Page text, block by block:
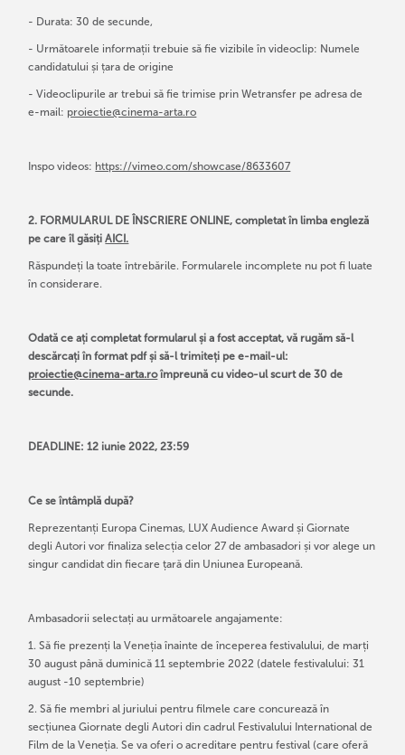
- Durata: 30 de secunde,
- Următoarele informații trebuie să fie vizibile în videoclip: Numele
candidatului și țara de origine
- Videoclipurile ar trebui să fie trimise prin Wetransfer pe adresa de
e-mail: proiectie@cinema-arta.ro
Inspo videos: https://vimeo.com/showcase/8633607
2. FORMULARUL DE ÎNSCRIERE ONLINE, completat în limba engleză
pe care îl găsițiAICI.
Răspundeți la toate întrebările. Formularele incomplete nu pot fi luate
în considerare.
Odată ce ați completat formularul și a fost acceptat, vă rugăm să-l
descărcați în format pdf și să-l trimiteți pe e-mail-ul:
proiectie@cinema-arta.roîmpreună cu video-ul scurt de 30 de
secunde.
DEADLINE: 12 iunie 2022, 23:59
Ce se întâmplă după?
Reprezentanți Europa Cinemas, LUX Audience Award și Giornate
degli Autori vor finaliza selecția celor 27 de ambasadori și vor alege un
singur candidat din fiecare țară din Uniunea Europeană.
Ambasadorii selectați au următoarele angajamente:
1. Să fie prezenți la Veneția înainte de începerea festivalului, de marți
30 august până duminică 11 septembrie 2022 (datele festivalului: 31
august -10 septembrie)
2. Să fie membri al juriului pentru filmele care concurează în
secțiunea Giornate degli Autori din cadrul Festivalului International de
Film de la Veneția. Se va oferi o acreditare pentru festival (care oferă